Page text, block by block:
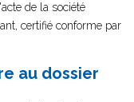
de la société
certifié conforme par
au dossier